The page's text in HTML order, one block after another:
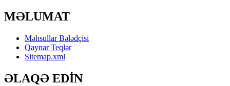
MƏLUMAT
Məhsullar Bələdçisi
Qaynar Teqlər
Sitemap.xml
ƏLAQƏ EDİN